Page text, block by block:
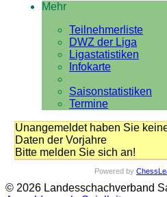
Mehr
Teilnehmerliste
DWZ der Liga
Ligastatistiken
Infokarte
Saisonstatistiken
Termine
Unangemeldet haben Sie
Daten der Vorjahre
Bitte melden Sie sich an!
Powered by
© 2026 Landesschachverband